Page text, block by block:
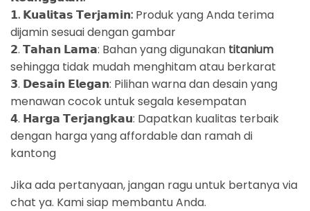
𝟭. 𝗞𝘂𝗮𝗹𝗶𝘁𝗮𝘀 𝗧𝗲𝗿𝗷𝗮𝗺𝗶𝗻: Produk yang Anda terima
dijamin sesuai dengan gambar
𝟮. 𝗧𝗮𝗵𝗮𝗻 𝗟𝗮𝗺𝗮: Bahan yang digunakan titanium
sehingga tidak mudah menghitam atau berkarat
𝟯. 𝗗𝗲𝘀𝗮𝗶𝗻 𝗘𝗹𝗲𝗴𝗮𝗻: Pilihan warna dan desain yang
menawan cocok untuk segala kesempatan
𝟰. 𝗛𝗮𝗿𝗴𝗮 𝗧𝗲𝗿𝗷𝗮𝗻𝗴𝗸𝗮𝘂: Dapatkan kualitas terbaik
dengan harga yang affordable dan ramah di
kantong
Jika ada pertanyaan, jangan ragu untuk bertanya via
chat ya. Kami siap membantu Anda.